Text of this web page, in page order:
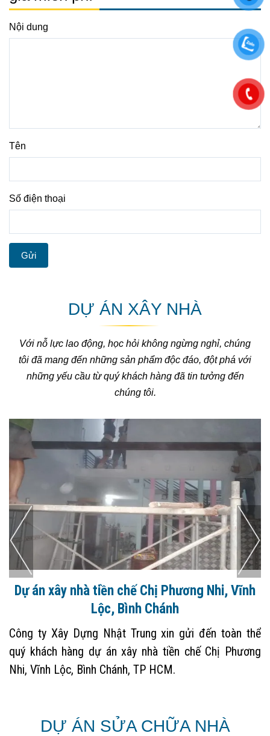
Nội dung
Tên
Số điện thoại
Gửi
DỰ ÁN XÂY NHÀ
Với nỗ lực lao động, học hỏi không ngừng nghỉ, chúng
tôi đã mang đến những sản phẩm độc đáo, đột phá với
những yếu cầu từ quý khách hàng đã tin tưởng đến
chúng tôi.
Dự án xây nhà tiền chế Chị Phương Nhi, Vĩnh
Lộc, Bình Chánh
Công ty Xây Dựng Nhật Trung xin gửi đến toàn thể
quý khách hàng dự án xây nhà tiền chế Chị Phương
Nhi, Vĩnh Lộc, Bình Chánh, TP HCM.
DỰ ÁN SỬA CHỮA NHÀ